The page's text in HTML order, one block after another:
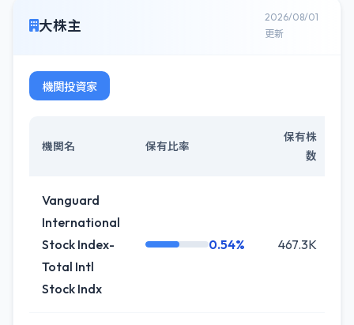
大株主
2026/08/01
更新
機関投資家
機関名 保有比率
保有株
数
Vanguard
International
Stock Index-
Total Intl
Stock Indx
0.54% 467.3K